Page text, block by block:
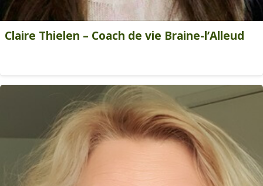
Claire Thielen – Coach de vie Braine-l’Alleud